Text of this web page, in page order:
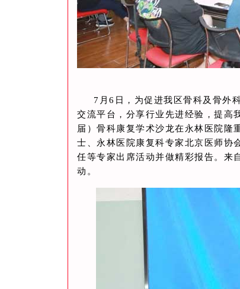
7月6日，为促进我区骨科及骨外
交流平台，分享行业先进经验，提高
届）骨科康复学术沙龙在永林医院隆
士、永林医院康复科专家北京医师协
任等专家出席活动并做精彩报告。来
动。